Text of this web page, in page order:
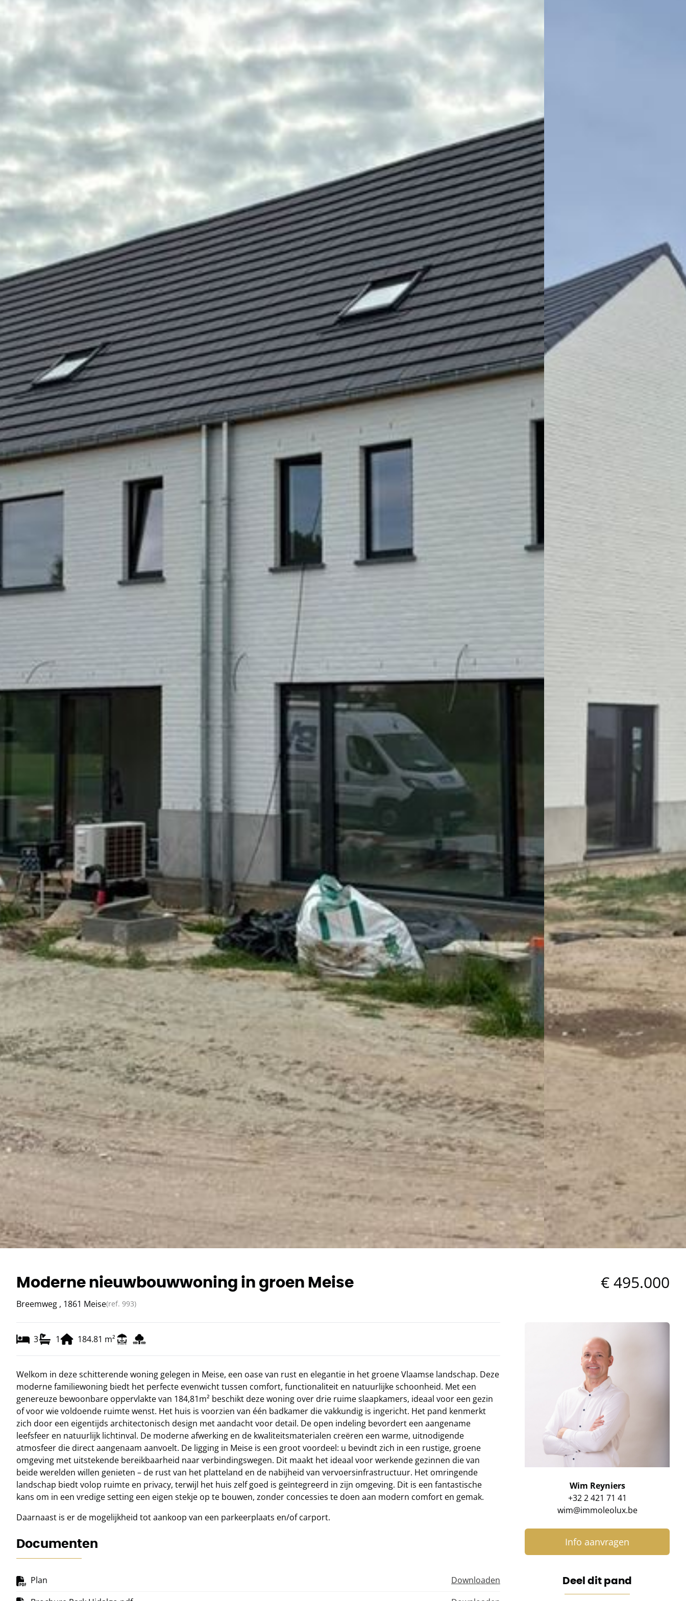
Moderne nieuwbouwwoning in groen Meise € 495.000
Breemweg , 1861 Meise(ref. 993)
3 1 184.81 m²
Welkom in deze schitterende woning gelegen in Meise, een oase van rust en elegantie in het groene Vlaamse landschap. Deze
moderne familiewoning biedt het perfecte evenwicht tussen comfort, functionaliteit en natuurlijke schoonheid. Met een
genereuze bewoonbare oppervlakte van 184,81m² beschikt deze woning over drie ruime slaapkamers, ideaal voor een gezin
of voor wie voldoende ruimte wenst. Het huis is voorzien van één badkamer die vakkundig is ingericht. Het pand kenmerkt
zich door een eigentijds architectonisch design met aandacht voor detail. De open indeling bevordert een aangename
leefsfeer en natuurlijk lichtinval. De moderne afwerking en de kwaliteitsmaterialen creëren een warme, uitnodigende
atmosfeer die direct aangenaam aanvoelt. De ligging in Meise is een groot voordeel: u bevindt zich in een rustige, groene
omgeving met uitstekende bereikbaarheid naar verbindingswegen. Dit maakt het ideaal voor werkende gezinnen die van
beide werelden willen genieten – de rust van het platteland en de nabijheid van vervoersinfrastructuur. Het omringende
landschap biedt volop ruimte en privacy, terwijl het huis zelf goed is geïntegreerd in zijn omgeving. Dit is een fantastische
kans om in een vredige setting een eigen stekje op te bouwen, zonder concessies te doen aan modern comfort en gemak.
Daarnaast is er de mogelijkheid tot aankoop van een parkeerplaats en/of carport.
Documenten
Plan
Downloaden
Wim Reyniers
+32 2 421 71 41
wim@immoleolux.be
Info aanvragen
Deel dit pand